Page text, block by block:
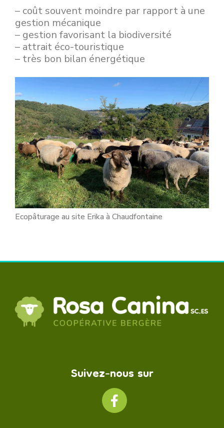
– coût souvent moindre par rapport à une
gestion mécanique
– gestion favorisant la biodiversité
– attrait éco-touristique
– très bon bilan énergétique
Ecopâturage au site Erika à Chaudfontaine
Suivez-nous sur